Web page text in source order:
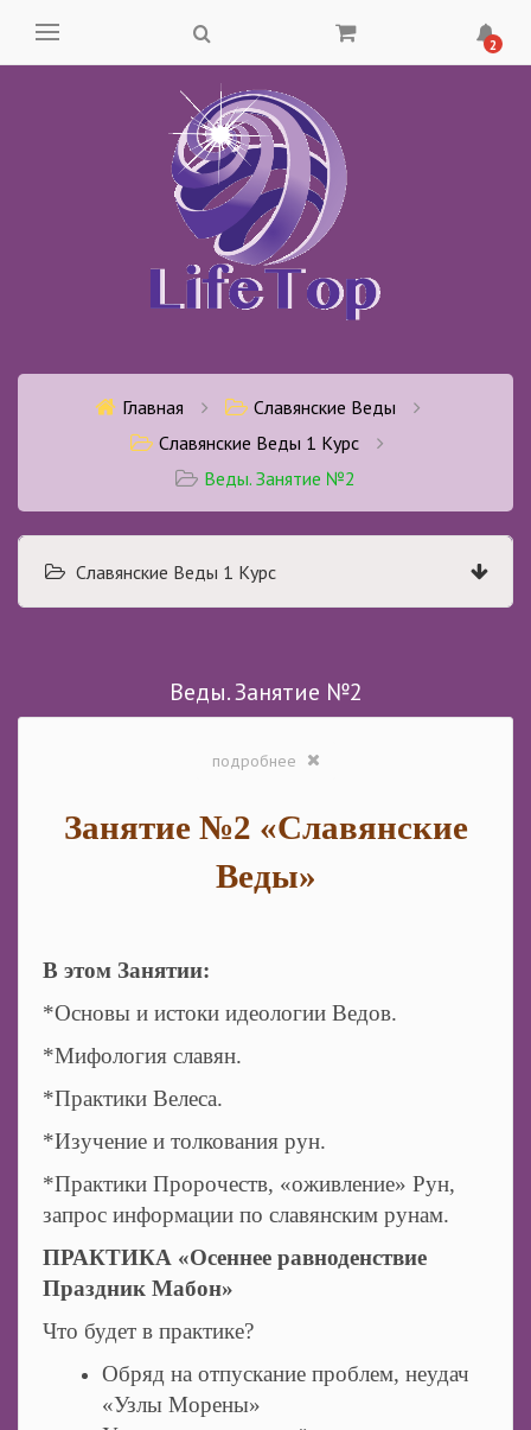
2
Главная
Славянские Веды
Славянские Веды 1 Курс
Веды. Занятие №2
Славянские Веды 1 Курс
Веды. Занятие №2
подробнее
Занятие №2 «Славянские
Веды»
В этом Занятии:
*Основы и истоки идеологии Ведов.
*Мифология славян.
*Практики Велеса.
*Изучение и толкования рун.
*Практики Пророчеств, «оживление» Рун,
запрос информации по славянским рунам.
ПРАКТИКА «Осеннее равноденствие
Праздник Мабон»
Что будет в практике?
Обряд на отпускание проблем, неудач
«Узлы Морены»